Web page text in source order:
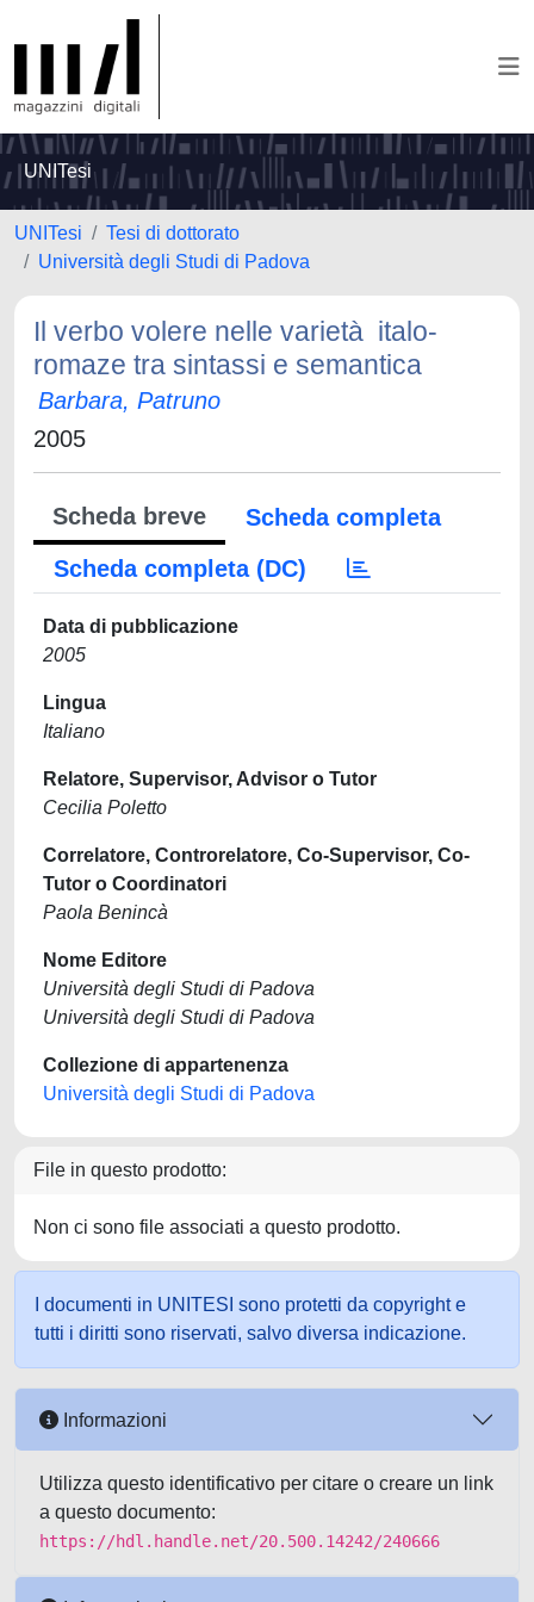
UNITesi
UNITesi
Tesi di dottorato
Università degli Studi di Padova
Il verbo volere nelle varietà italo-
romaze tra sintassi e semantica
Barbara, Patruno
2005
Scheda breve
Scheda completa
Scheda completa (DC)
Data di pubblicazione
2005
Lingua
Italiano
Relatore, Supervisor, Advisor o Tutor
Cecilia Poletto
Correlatore, Controrelatore, Co-Supervisor, Co-
Tutor o Coordinatori
Paola Benincà
Nome Editore
Università degli Studi di Padova
Università degli Studi di Padova
Collezione di appartenenza
Università degli Studi di Padova
File in questo prodotto:
Non ci sono file associati a questo prodotto.
I documenti in UNITESI sono protetti da copyright e
tutti i diritti sono riservati, salvo diversa indicazione.
Informazioni
Utilizza questo identificativo per citare o creare un link
a questo documento:
https://hdl.handle.net/20.500.14242/240666